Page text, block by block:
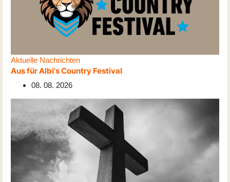
Aktuelle Nachrichten
Aus für Albi's Country Festival
08. 08. 2026